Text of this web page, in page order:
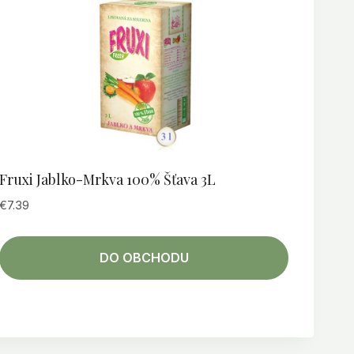
Fruxi Jablko-Mrkva 100% Šťava 3L
€7.39
DO OBCHODU